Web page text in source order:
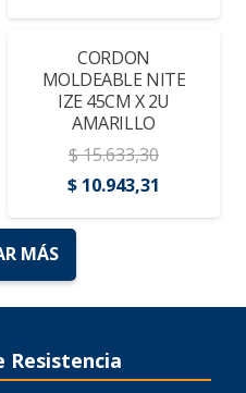
precio
original
era:
$ 16.799,97.
precio
es:
$
¡OFERTA!CORDON
MOLDEABLE NITE
IZE 45CM X 2U
AMARILLO
$15.633,30
El
precio
era:
$ 15.633,30.
$ 10.943,31
precio
$
MÁS
Resistencia